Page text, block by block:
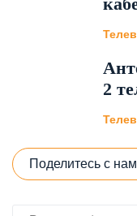
2
Поделитесь с